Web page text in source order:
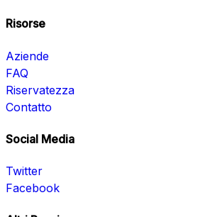
Risorse
Aziende
FAQ
Riservatezza
Contatto
Social Media
Twitter
Facebook